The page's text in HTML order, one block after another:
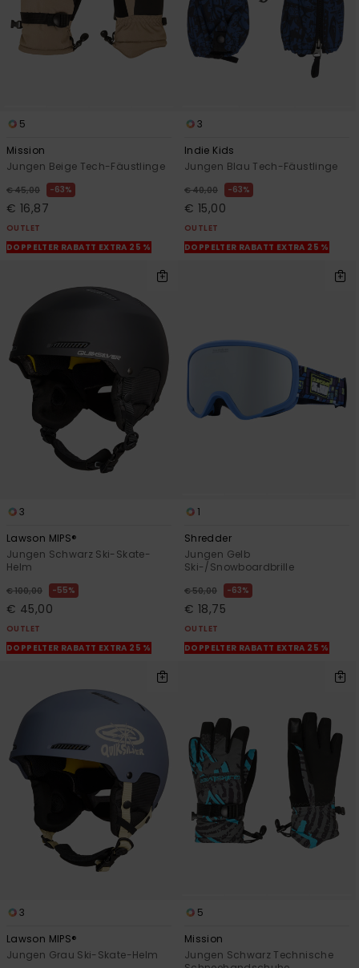
5
Mission
Jungen Beige Tech-Fäustlinge
€ 45,00 63%
€ 16,87
OUTLET
DOPPELTER RABATT EXTRA 25 %
3
Indie Kids
Jungen Blau Tech-Fäustlinge
€ 40,00 63%
€ 15,00
OUTLET
DOPPELTER RABATT EXTRA 25 %
3
Lawson MIPS®
Jungen Schwarz Ski-Skate-
Helm
€ 100,00 55%
€ 45,00
OUTLET
DOPPELTER RABATT EXTRA 25 %
1
Shredder
Jungen Gelb
Ski-/Snowboardbrille
€ 50,00 63%
€ 18,75
OUTLET
DOPPELTER RABATT EXTRA 25 %
3
Lawson MIPS®
Jungen Grau Ski-Skate-Helm
5
Mission
Jungen Schwarz Technische